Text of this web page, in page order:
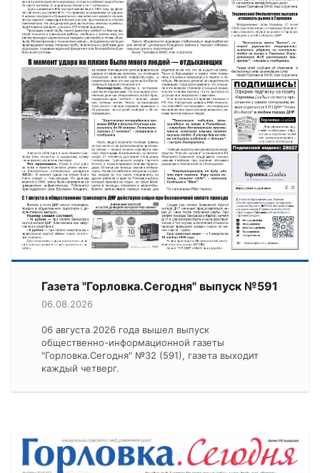
Газета "Горловка.Сегодня" выпуск №591
06.08.2026
06 августа 2026 года вышел выпуск
общественно-информационной газеты
"Горловка.Сегодня" №32 (591), газета выходит
каждый четверг.